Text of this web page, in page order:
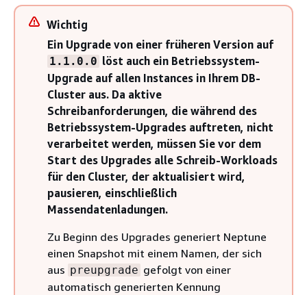
Wichtig
Ein Upgrade von einer früheren Version auf
1.1.0.0 löst auch ein Betriebssystem-
Upgrade auf allen Instances in Ihrem DB-
Cluster aus. Da aktive
Schreibanforderungen, die während des
Betriebssystem-Upgrades auftreten, nicht
verarbeitet werden, müssen Sie vor dem
Start des Upgrades alle Schreib-Workloads
für den Cluster, der aktualisiert wird,
pausieren, einschließlich
Massendatenladungen.
Zu Beginn des Upgrades generiert Neptune
einen Snapshot mit einem Namen, der sich
aus preupgrade gefolgt von einer
automatisch generierten Kennung